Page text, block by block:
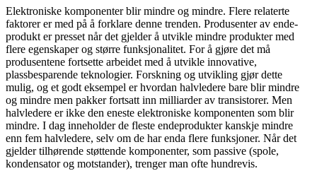
Elektroniske komponenter blir mindre og mindre. Flere relaterte
faktorer er med på å forklare denne trenden. Produsenter av ende-
produkt er presset når det gjelder å utvikle mindre produkter med
flere egenskaper og større funksjonalitet. For å gjøre det må
produsentene fortsette arbeidet med å utvikle innovative,
plassbesparende teknologier. Forskning og utvikling gjør dette
mulig, og et godt eksempel er hvordan halvledere bare blir mindre
og mindre men pakker fortsatt inn milliarder av transistorer. Men
halvledere er ikke den eneste elektroniske komponenten som blir
mindre. I dag inneholder de fleste endeprodukter kanskje mindre
enn fem halvledere, selv om de har enda flere funksjoner. Når det
gjelder tilhørende støttende komponenter, som passive (spole,
kondensator og motstander), trenger man ofte hundrevis.